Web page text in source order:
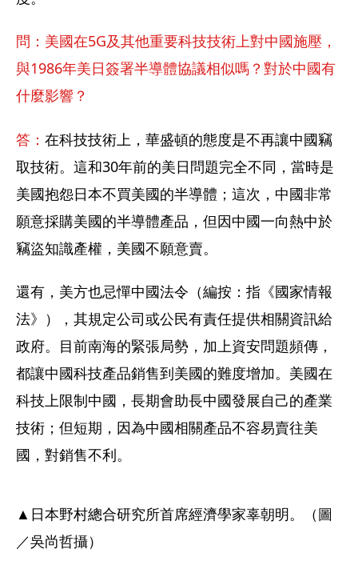
問：美國在5G及其他重要科技技術上對中國施壓，
與1986年美日簽署半導體協議相似嗎？對於中國有
什麼影響？
答： 在科技技術上，華盛頓的態度是不再讓中國竊
取技術。這和30年前的美日問題完全不同，當時是
美國抱怨日本不買美國的半導體；這次，中國非常
願意採購美國的半導體產品，但因中國一向熱中於
竊盜知識產權，美國不願意賣。
還有，美方也忌憚中國法令（編按：指《國家情報
法》），其規定公司或公民有責任提供相關資訊給
政府。目前南海的緊張局勢，加上資安問題頻傳，
都讓中國科技產品銷售到美國的難度增加。美國在
科技上限制中國，長期會助長中國發展自己的產業
技術；但短期，因為中國相關產品不容易賣往美
國，對銷售不利。
▲日本野村總合研究所首席經濟學家辜朝明。（圖
／吳尚哲攝）